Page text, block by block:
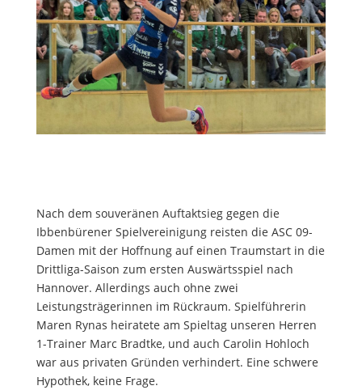
Nach dem souveränen Auftaktsieg gegen die
Ibbenbürener Spielvereinigung reisten die ASC 09-
Damen mit der Hoffnung auf einen Traumstart in die
Drittliga-Saison zum ersten Auswärtsspiel nach
Hannover. Allerdings auch ohne zwei
Leistungsträgerinnen im Rückraum. Spielführerin
Maren Rynas heiratete am Spieltag unseren Herren
1-Trainer Marc Bradtke, und auch Carolin Hohloch
war aus privaten Gründen verhindert. Eine schwere
Hypothek, keine Frage.